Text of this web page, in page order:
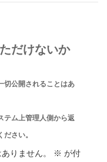
だけないか
切公開されることはあ
テム上管理人側から返
さい。
りません。 ※ が付